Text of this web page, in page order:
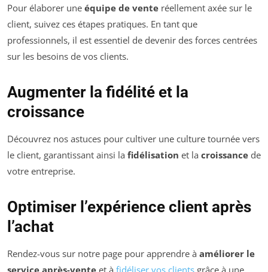
Pour élaborer une équipe de vente réellement axée sur le
client, suivez ces étapes pratiques. En tant que
professionnels, il est essentiel de devenir des forces centrées
sur les besoins de vos clients.
Augmenter la fidélité et la
croissance
Découvrez nos astuces pour cultiver une culture tournée vers
le client, garantissant ainsi la fidélisation et la croissance de
votre entreprise.
Optimiser l’expérience client après
l’achat
Rendez-vous sur notre page pour apprendre à améliorer le
service après-vente et à fidéliser vos clients grâce à une